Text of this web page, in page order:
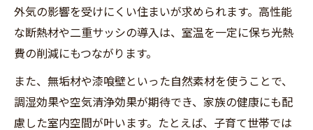
仙台 注文住宅 相場と健康住宅の両立ポイン
ト
おしゃれと健康を両立する新築注文住宅の
選び方
家族思いの新築注文住宅と土地代込み相場
の知識
外気の影響を受けにくい住まいが求められます。高性能
な断熱材や二重サッシの導入は、室温を一定に保ち光熱
費の削減にもつながります。
また、無垢材や漆喰壁といった自然素材を使うことで、
調湿効果や空気清浄効果が期待でき、家族の健康にも配
慮した室内空間が叶います。たとえば、子育て世帯では